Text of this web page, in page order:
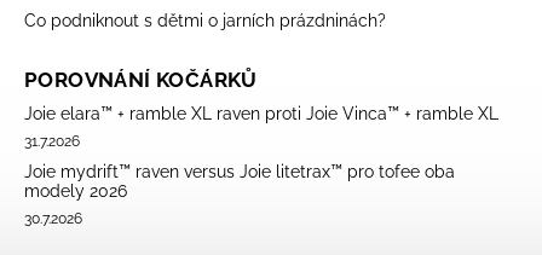
Co podniknout s dětmi o jarních prázdninách?
POROVNÁNÍ KOČÁRKŮ
Joie elara™ + ramble XL raven proti Joie Vinca™ + ramble XL
31.7.2026
Joie mydrift™ raven versus Joie litetrax™ pro tofee oba
modely 2026
30.7.2026